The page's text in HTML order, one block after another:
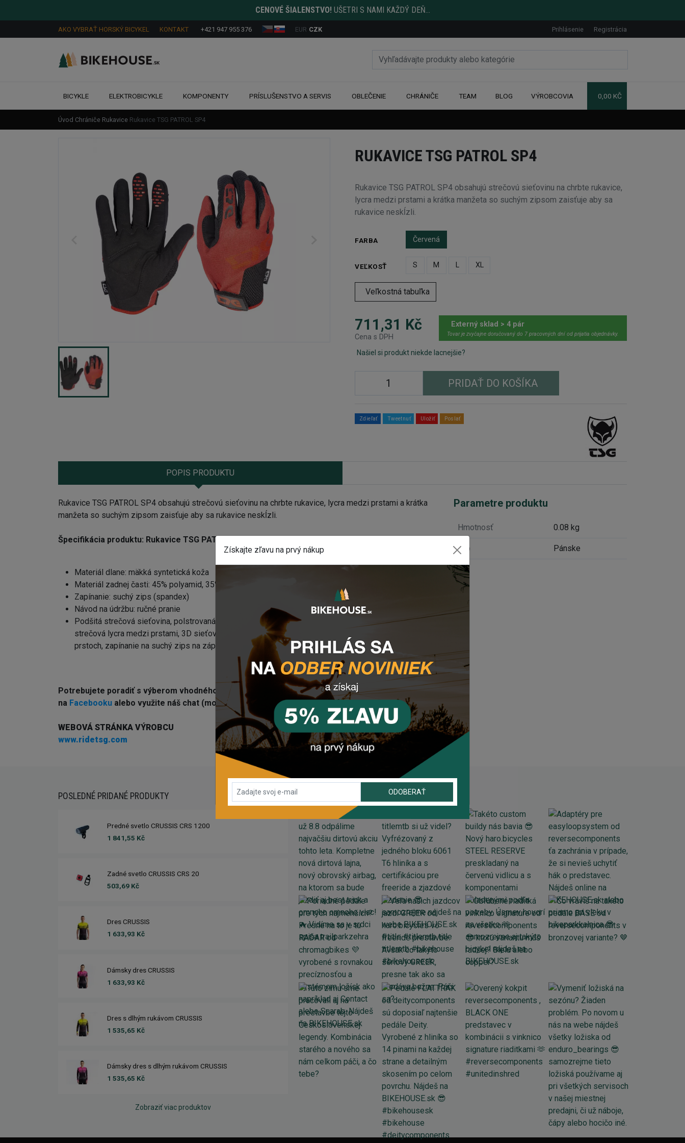
CENOVÉ ŠIALENSTVO! UŠETRI S NAMI KAŽDÝ DEŇ...
AKO VYBRAŤ HORSKÝ BICYKEL KONTAKT +421 947 955 376 EUR CZK Prihlásenie Registrácia
BICYKLE ELEKTROBICYKLE KOMPONENTY PRÍSLUŠENSTVO A SERVIS OBLEČENIE CHRÁNIČE TEAM BLOG VÝROBCOVIA 0,00 KČ
Úvod Chrániče Rukavice Rukavice TSG PATROL SP4
RUKAVICE TSG PATROL SP4
Rukavice TSG PATROL SP4 obsahujú strečovú sieťovinu na chrbte rukavice,
lycra medzi prstami a krátka manžeta so suchým zipsom zaisťuje aby sa
rukavice neskĺzli.
FARBA Červená
VEĽKOSŤ S M L XL
Veľkostná tabuľka
711,31 Kč
Cena s DPH
Externý sklad > 4 pár
Tovar je zvyčajne doručovaný do 7 pracovných dní od prijatia objednávky.
Našiel si produkt niekde lacnejšie?
PRIDAŤ DO KOŠÍKA
Zdieľať Tweetnuť Uložiť Poslať
POPIS PRODUKTU
Rukavice TSG PATROL SP4 obsahujú strečovú sieťovinu na chrbte rukavice, lycra medzi prstami a krátka
manžeta so suchým zipsom zaisťuje aby sa rukavice neskĺzli.
Špecifikácia produktu: Rukavice TSG PATROL SP4
Materiál dlane: mäkká syntetická koža
Materiál zadnej časti: 45% polyamid, 35% nylon, 10% elastan
Zapínanie: suchý zips (spandex)
Návod na údržbu: ručné pranie
Podšitá strečová sieťovina, polstrovaná oblasť úchopu, výstuž medzi palcom a ukazovákom,
strečová lycra medzi prstami, 3D sieťovina na zápästí a prstoch, protišmykové silikónové zóny na
prstoch, zapínanie na suchý zips na zápästí, kompatibilné s dotykovou obrazovkou
Potrebujete poradiť s výberom vhodného komponentu? Z anechajte námemail, správu
na Facebooku alebo využite náš chat (modré tlačidlo vpravo dole).
WEBOVÁ STRÁNKA VÝROBCU
www.ridetsg.com
Parametre produktu
Hmotnosť 0.08 kg
Typ Pánske
POSLEDNÉ PRIDANÉ PRODUKTY
Predné svetlo CRUSSIS CRS 1200
1 841,55 Kč
Zadné svetlo CRUSSIS CRS 20
503,69 Kč
Dres CRUSSIS
1 633,93 Kč
Dámsky dres CRUSSIS
1 633,93 Kč
Dres s dlhým rukávom CRUSSIS
1 535,65 Kč
Dámsky dres s dlhým rukávom CRUSSIS
1 535,65 Kč
Zobraziť viac produktov
#BIKEHOUSESK
Získajte zľavu na prvý nákup
ODOBERAŤ